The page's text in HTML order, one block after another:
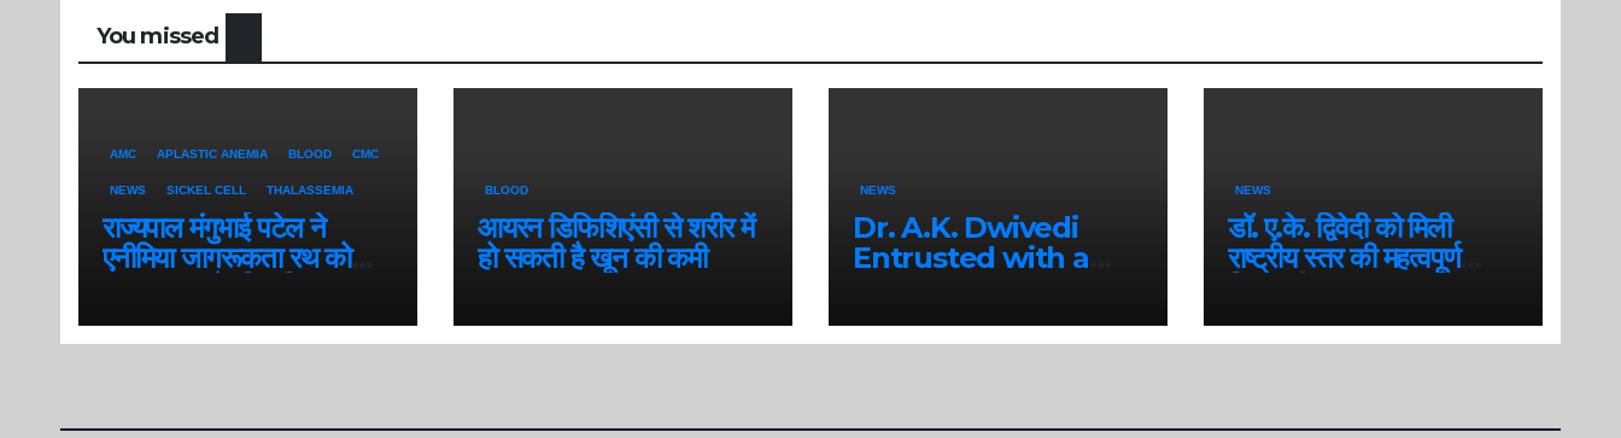
You missed
AMC APLASTIC ANEMIA BLOOD CMC
NEWS SICKEL CELL THALASSEMIA
राज्यपाल मंगुभाई पटेल ने
एनीमिया जागरूकता रथ को
BLOOD
आयरन डिफिशिएंसी से शरीर में
हो सकती है खून की कमी
NEWS
Dr. A.K. Dwivedi
Entrusted with a
Responsibility
NEWS
डॉ. ए.के. द्विवेदी को मिली
राष्ट्रीय स्तर की महत्वपूर्ण